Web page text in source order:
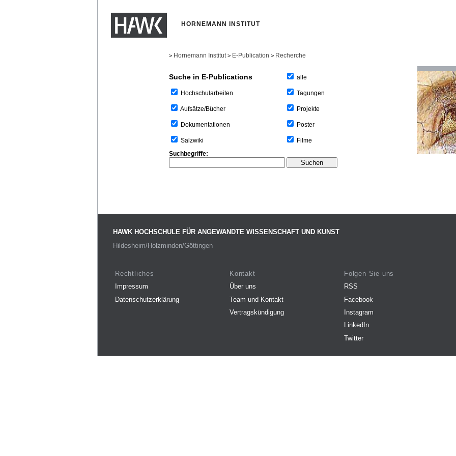
HORNEMANN INSTITUT
> Hornemann Institut > E-Publication > Recherche
Suche in E-Publications
Hochschularbeiten
Aufsätze/Bücher
Dokumentationen
Salzwiki
alle
Tagungen
Projekte
Poster
Filme
Suchbegriffe:
HAWK HOCHSCHULE FÜR ANGEWANDTE WISSENSCHAFT UND KUNST
Hildesheim/Holzminden/Göttingen
Rechtliches
Impressum
Datenschutzerklärung
Kontakt
Über uns
Team und Kontakt
Vertragskündigung
Folgen Sie uns
RSS
Facebook
Instagram
LinkedIn
Twitter